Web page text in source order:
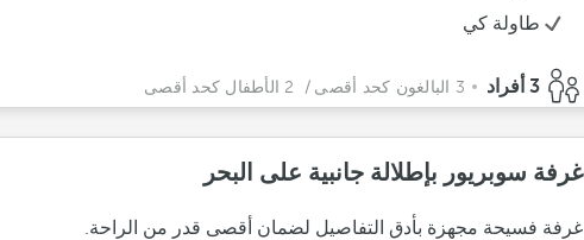
طاولة كي
3 البالغون كحد أقصى / 2 الأطفال كحد أقصى
غرفة سوبريور بإطلالة جانبية على البحر
غرفة فسيحة مجهزة بأدق التفاصيل لضمان أقصى قدر من الراحة.